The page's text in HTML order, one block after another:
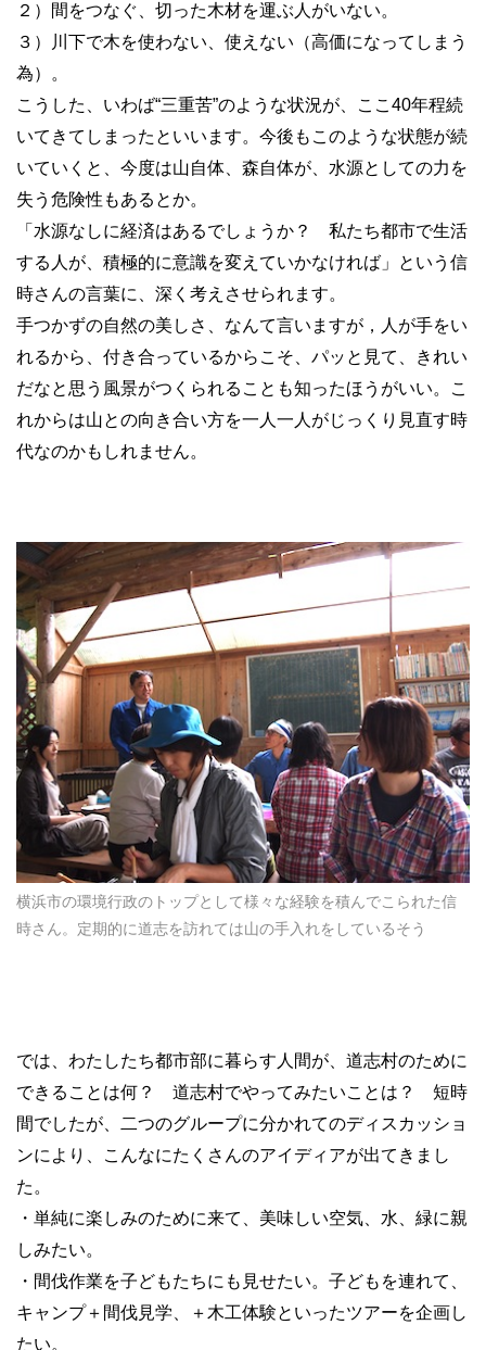
２）間をつなぐ、切った木材を運ぶ人がいない。
３）川下で木を使わない、使えない（高価になってしまう
為）。
こうした、いわば“三重苦”のような状況が、ここ40年程続
いてきてしまったといいます。今後もこのような状態が続
いていくと、今度は山自体、森自体が、水源としての力を
失う危険性もあるとか。
「水源なしに経済はあるでしょうか？ 私たち都市で生活
する人が、積極的に意識を変えていかなければ」という信
時さんの言葉に、深く考えさせられます。
手つかずの自然の美しさ、なんて言いますが，人が手をい
れるから、付き合っているからこそ、パッと見て、きれい
だなと思う風景がつくられることも知ったほうがいい。こ
れからは山との向き合い方を一人一人がじっくり見直す時
代なのかもしれません。
横浜市の環境行政のトップとして様々な経験を積んでこられた信
時さん。定期的に道志を訪れては山の手入れをしているそう
では、わたしたち都市部に暮らす人間が、道志村のために
できることは何？ 道志村でやってみたいことは？ 短時
間でしたが、二つのグループに分かれてのディスカッショ
ンにより、こんなにたくさんのアイディアが出てきまし
た。
・単純に楽しみのために来て、美味しい空気、水、緑に親
しみたい。
・間伐作業を子どもたちにも見せたい。子どもを連れて、
キャンプ＋間伐見学、＋木工体験といったツアーを企画し
たい。